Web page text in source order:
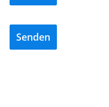
Senden